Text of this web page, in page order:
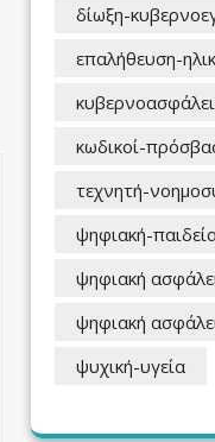
δίωξη-
επαλήθευση-
κωδικοί-
τεχνητή-
ψηφιακή-
ψηφιακή
ψηφιακή
ψυχική-υγεία